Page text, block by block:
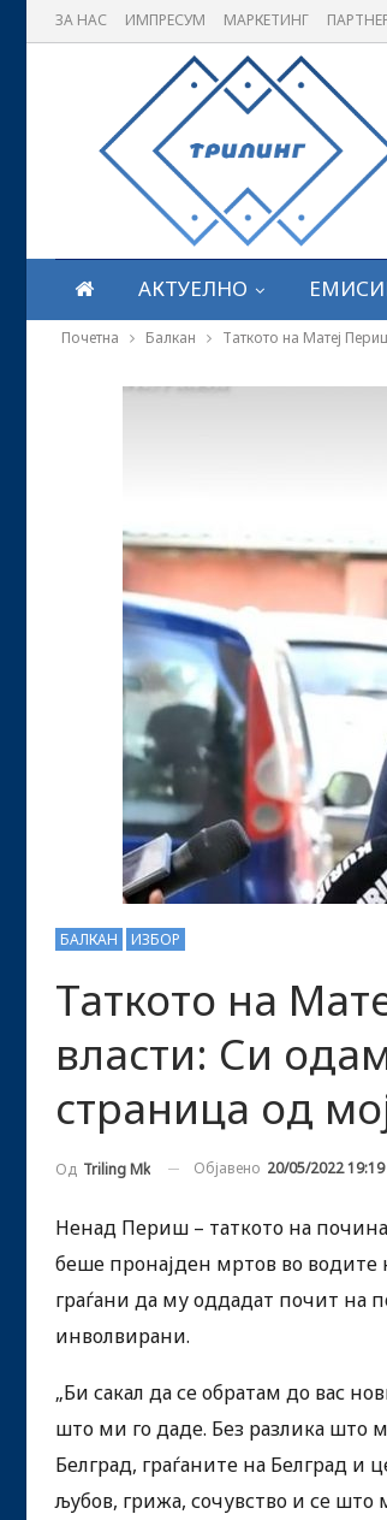
ЗА НАС ИМПРЕСУМ МАРКЕТИНГ
АКТУЕЛНО
Почетна Балкан Таткото на Матеј
БАЛКАН ИЗБОР
Таткото на
власти: Си
страница од
Од Triling Mk Објавено 20/05/2022 19:19
Ненад Периш – таткото на
беше пронајден мртов во водите
граѓани да му оддадат почит на
инволвирани.
„Би сакал да се обратам до вас
што ми го даде. Без разлика што
Белград, граѓаните на Белград и
љубов, грижа, сочувство и се